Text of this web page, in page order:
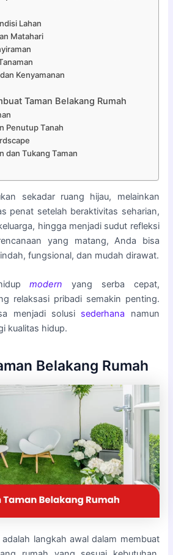
Lahan
Matahari
Kenyamanan
Taman Belakang Rumah
Penutup Tanah
dan Tukang Taman
sekadar ruang hijau, melainkan
penat setelah beraktivitas seharian,
hingga menjadi sudut refleksi
yang matang, Anda bisa
fungsional, dan mudah dirawat.
modern yang serba cepat,
relaksasi pribadi semakin penting.
menjadi solusi sederhana namun
kualitas hidup.
Belakang Rumah
langkah awal dalam membuat